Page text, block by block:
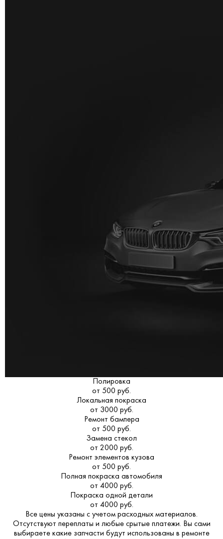
Полировка
от 500 руб.
Локальная покраска
от 3000 руб.
Ремонт бампера
от 500 руб.
Замена стекол
от 2000 руб.
Ремонт элементов кузова
от 500 руб.
Полная покраска автомобиля
от 4000 руб.
Покраска одной детали
от 4000 руб.
Все цены указаны с учетом расходных материалов.
Отсутствуют переплаты и любые срытые платежи. Вы сами
выбираете какие запчасти будут использованы в ремонте